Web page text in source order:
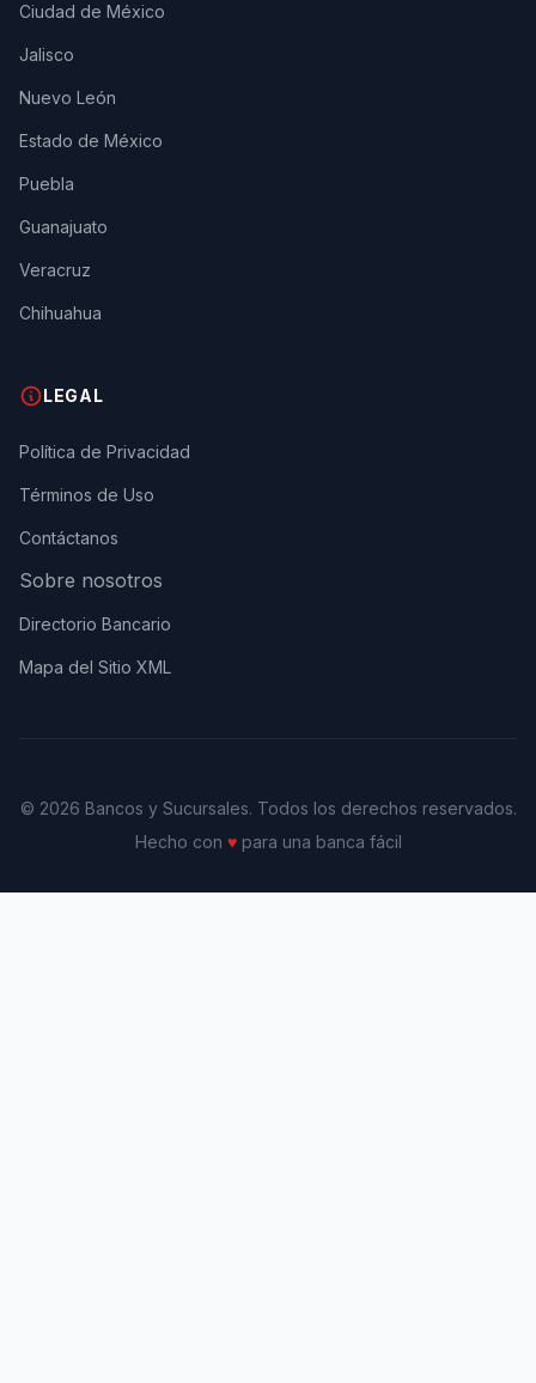
Ciudad de México
Jalisco
Nuevo León
Estado de México
Puebla
Guanajuato
Veracruz
Chihuahua
LEGAL
Política de Privacidad
Términos de Uso
Contáctanos
Sobre nosotros
Directorio Bancario
Mapa del Sitio XML
© 2026 Bancos y Sucursales. Todos los derechos reservados.
Hecho con ♥para una banca fácil